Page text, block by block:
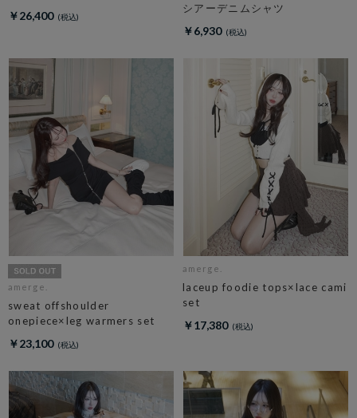
￥26,400
シアーデニムシャツ
￥6,930
amerge.
sweat offshoulder
onepiece×leg warmers set
￥23,100
amerge.
laceup foodie tops×lace cami
set
￥17,380